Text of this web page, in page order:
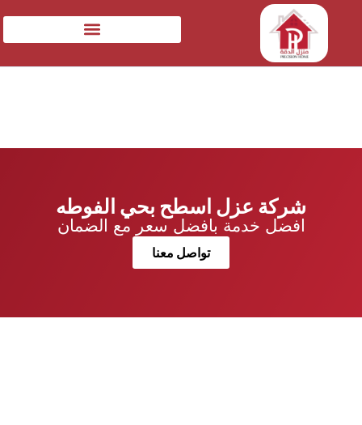
شركة عزل اسطح بحي الفوطه
افضل خدمة بافضل سعر مع الضمان
تواصل معنا